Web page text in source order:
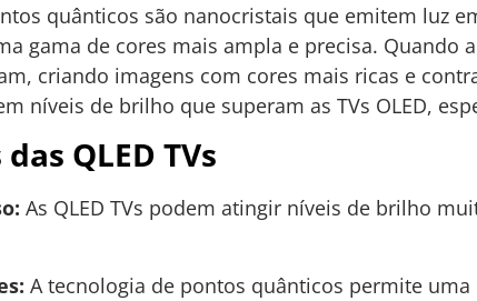
quânticos são nanocristais que emitem luz
gama de cores mais ampla e precisa. Quando
criando imagens com cores mais ricas e
níveis de brilho que superam as TVs OLED,
QLED TVs
As QLED TVs podem atingir níveis de brilho
A tecnologia de pontos quânticos permite